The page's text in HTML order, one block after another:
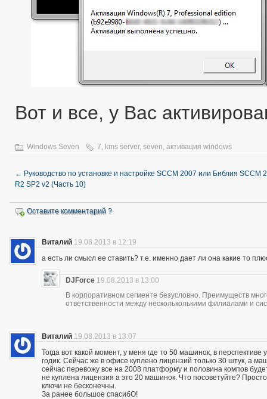
Вот и все, у Вас
Windows Seven 7 kms server, seven активация windows
← Руководство по установке и настройке SCCM 2007 или Библия SCCM
R2 SP2 v2 (Часть 10)
Оставите комментарий ?
Виталий 19.08.2013 в 12:19
а есть ли смысл ее ставить? т.е. именно дает ли она какие то
DJForce 19.08.2013 в 13:00
В корпоративном сегменте безусловно. Преимуществ
ответственности между нескольколькими филиалами и
Виталий 19.08.2013 в 13:07
Тогда вот какой момент, у меня где то 50 машинок, в
годик. Сейчас же в офисе куплено лицензий только 30 штук, а
сейчас перевожу все на 2008 платформу и половина компов
не куплена лицензия а это 20 машинок. Что посоветуйте?
ключи не бесконечны.
За ранее большое спасибО!